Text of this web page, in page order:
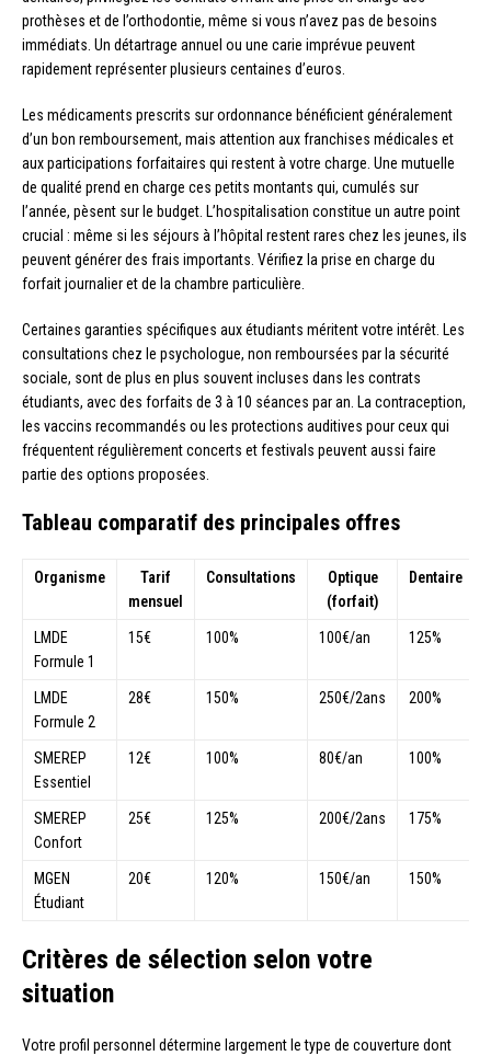
prothèses et de l’orthodontie, même si vous n’avez pas de besoins
immédiats. Un détartrage annuel ou une carie imprévue peuvent
rapidement représenter plusieurs centaines d’euros.
Les médicaments prescrits sur ordonnance bénéficient généralement
d’un bon remboursement, mais attention aux franchises médicales et
aux participations forfaitaires qui restent à votre charge. Une mutuelle
de qualité prend en charge ces petits montants qui, cumulés sur
l’année, pèsent sur le budget. L’hospitalisation constitue un autre point
crucial : même si les séjours à l’hôpital restent rares chez les jeunes, ils
peuvent générer des frais importants. Vérifiez la prise en charge du
forfait journalier et de la chambre particulière.
Certaines garanties spécifiques aux étudiants méritent votre intérêt. Les
consultations chez le psychologue, non remboursées par la sécurité
sociale, sont de plus en plus souvent incluses dans les contrats
étudiants, avec des forfaits de 3 à 10 séances par an. La contraception,
les vaccins recommandés ou les protections auditives pour ceux qui
fréquentent régulièrement concerts et festivals peuvent aussi faire
partie des options proposées.
Tableau comparatif des principales offres
Organisme
Tarif
mensuel
Consultations
Optique
(forfait)
Dentaire
LMDE
Formule 1
15€ 100% 100€/an 125%
LMDE
Formule 2
28€ 150% 250€/2ans 200%
SMEREP
Essentiel
12€ 100% 80€/an 100%
SMEREP
Confort
25€ 125% 200€/2ans 175%
MGEN
Étudiant
20€ 120% 150€/an 150%
Critères de sélection selon votre
situation
Votre profil personnel détermine largement le type de couverture dont